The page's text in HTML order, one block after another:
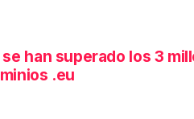
se han superado los 3
.eu